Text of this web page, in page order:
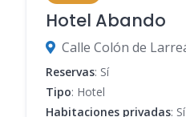
Hotel Abando
Reservas: Sí
Tipo: Hotel
Habitaciones privadas: Sí